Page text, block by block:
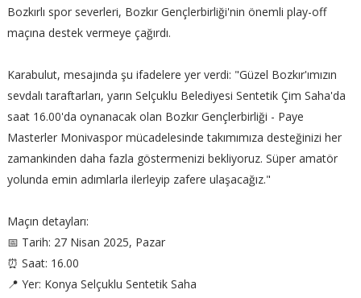
Bozkırlı spor severleri, Bozkır Gençlerbirliği'nin önemli play-off
maçına destek vermeye çağırdı.
Karabulut, mesajında şu ifadelere yer verdi: "Güzel Bozkır'ımızın
sevdalı taraftarları, yarın Selçuklu Belediyesi Sentetik Çim Saha'da
saat 16.00'da oynanacak olan Bozkır Gençlerbirliği - Paye
Masterler Monivaspor mücadelesinde takımımıza desteğinizi her
zamankinden daha fazla göstermenizi bekliyoruz. Süper amatör
yolunda emin adımlarla ilerleyip zafere ulaşacağız."
Maçın detayları:
📅 Tarih: 27 Nisan 2025, Pazar
⏰ Saat: 16.00
📍 Yer: Konya Selçuklu Sentetik Saha